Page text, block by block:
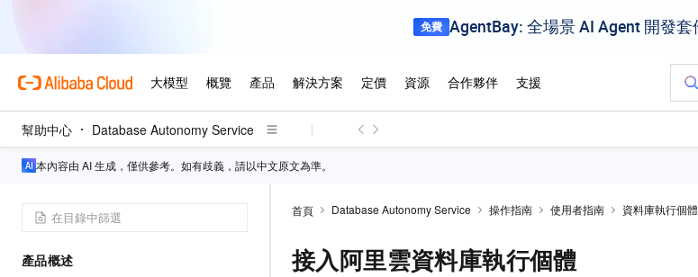
幫助中心 Database Autonomy Service
本內容由 AI 生成，僅供參考。如有歧義，請以中文原文為準。
產品概述
首頁 Database Autonomy Service 操作指南 使用者指南 資料庫執行個體
接入阿里雲資料庫執行個體